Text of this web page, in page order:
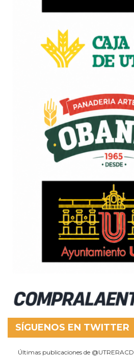
SÍGUENOS EN TWITTER
Últimas publicaciones de @UTRERACD